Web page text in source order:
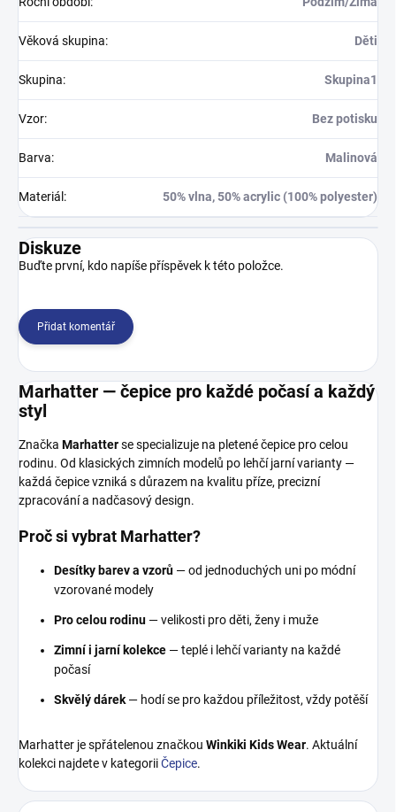
Věková skupina: Děti
Skupina: Skupina1
Vzor: Bez potisku
Barva: Malinová
Materiál : 50% vlna, 50% acrylic (100% polyester)
Diskuze
Buďte první, kdo napíše příspěvek k této položce.
Přidat komentář
Marhatter — čepice pro každé počasí a každý
styl
Značka Marhatterse specializuje na pletené čepice pro celou
rodinu. Od klasických zimních modelů po lehčí jarní varianty —
každá čepice vzniká s důrazem na kvalitu příze, precizní
zpracování a nadčasový design.
Proč si vybrat Marhatter?
Desítky barev a vzorů — od jednoduchých uni po módní
vzorované modely
Pro celou rodinu — velikosti pro děti, ženy i muže
Zimní i jarní kolekce — teplé i lehčí varianty na každé
počasí
Skvělý dárek — hodí se pro každou příležitost, vždy potěší
Marhatter je spřátelenou značkou Winkiki Kids Wear. Aktuální
kolekci najdete v kategoriiČepice.